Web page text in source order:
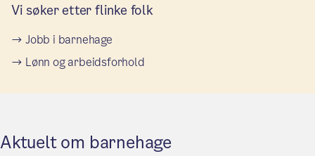
Vi søker etter flinke folk
Jobb i barnehage
Lønn og arbeidsforhold
Aktuelt om barnehage